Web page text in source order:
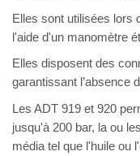
Elles sont utilisées lors
l'aide d'un manomètre
Elles disposent des
garantissant l’absence
Les ADT 919 et 920
jusqu'à 200 bar, la ou
média tel que l'huile ou